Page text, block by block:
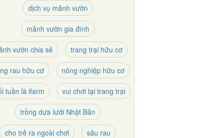
dịch vụ mảnh vườn
mảnh vườn gia đình
vườn chia sẻ trang trại hữu cơ
rau hữu cơ nông nghiệp hữu cơ
tuần là ifarm vui chơi tại trang trại
trồng dưa lưới Nhật Bản
cho trẻ ra ngoài chơi sâu rau